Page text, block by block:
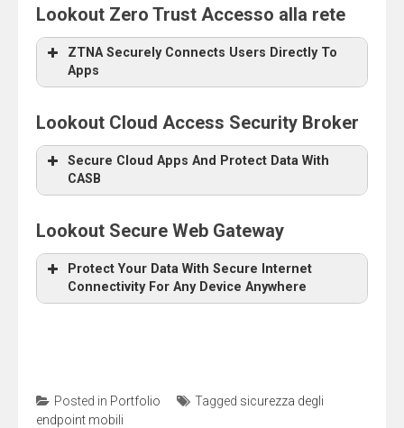
Lookout Zero Trust Accesso alla rete
ZTNA Securely Connects Users Directly To
Apps
Lookout Cloud Access Security Broker
Secure Cloud Apps And Protect Data With
CASB
Lookout Secure Web Gateway
Protect Your Data With Secure Internet
Connectivity For Any Device Anywhere
Posted in Portfolio Tagged sicurezza degli
endpoint mobili